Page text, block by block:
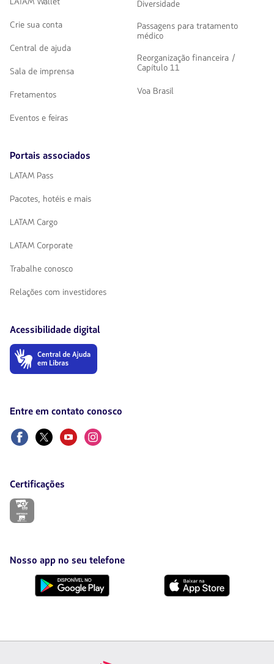
Crie sua conta
Central de ajuda
Sala de imprensa
Fretamentos
Eventos e feiras
Diversidade
Passagens para tratamento
médico
Reorganização financeira /
Capítulo 11
Voa Brasil
Portais associados
LATAM Pass
Pacotes, hotéis e mais
LATAM Cargo
LATAM Corporate
Trabalhe conosco
Relações com investidores
Acessibilidade digital
O
será
nova
aba.
Entre em contato conosco
FacebookTwitterYoutubeInstagram
Certificações
O
uma
nova
aba.
Nosso app no seu telefone